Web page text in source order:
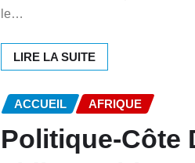
le…
LIRE LA SUITE
ACCUEIL AFRIQUE
Politique-Côte